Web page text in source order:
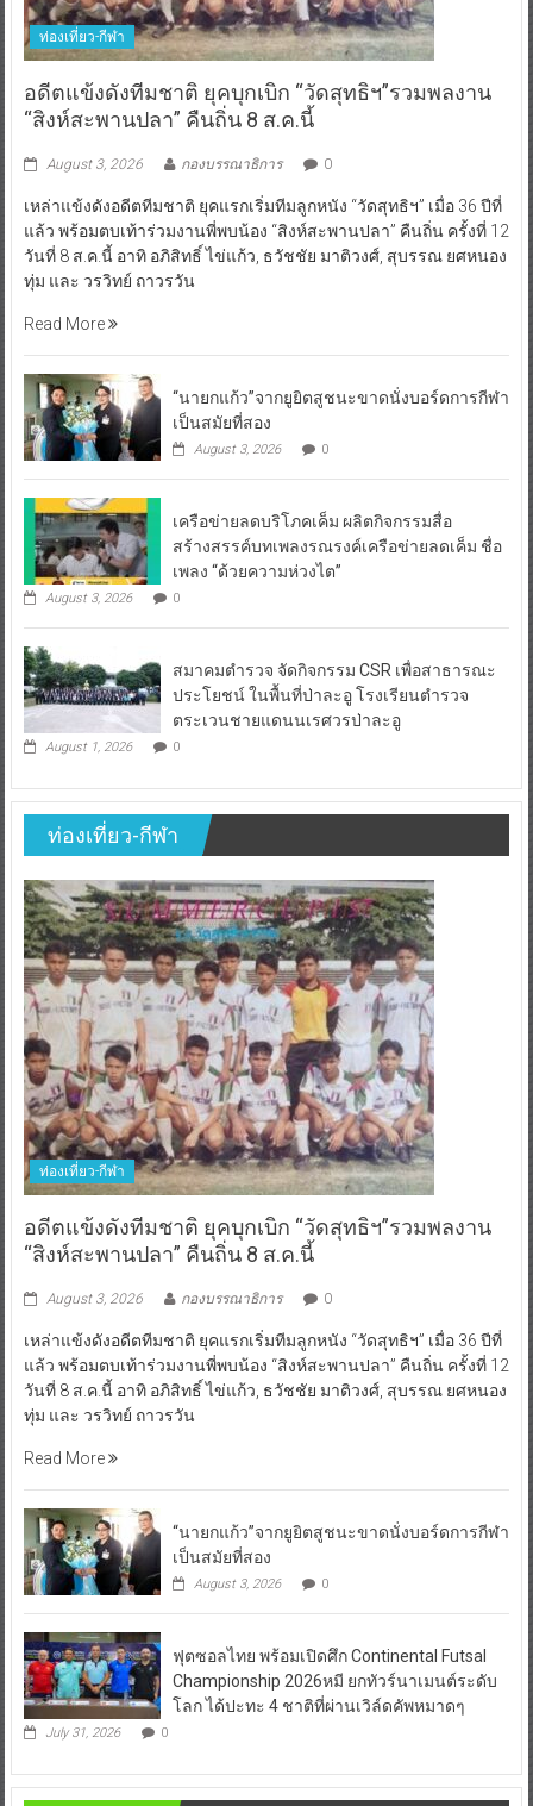
ท่องเที่ยว-กีฬา
อดีตแข้งดังทีมชาติ ยุคบุกเบิก “วัดสุทธิฯ”รวมพลงาน
“สิงห์สะพานปลา” คืนถิ่น 8 ส.ค.นี้
August 3, 2026 กองบรรณาธิการ 0
เหล่าแข้งดังอดีตทีมชาติ ยุคแรกเริ่มทีมลูกหนัง “วัดสุทธิฯ” เมื่อ 36 ปีที่
แล้ว พร้อมตบเท้าร่วมงานพี่พบน้อง “สิงห์สะพานปลา” คืนถิ่น ครั้งที่ 12
วันที่ 8 ส.ค.นี้ อาทิ อภิสิทธิ์ ไข่แก้ว, ธวัชชัย มาติวงศ์, สุบรรณ ยศหนอง
ทุ่ม และ วรวิทย์ ถาวรวัน
Read More
“นายกแก้ว”จากยูยิตสูชนะขาดนั่งบอร์ดการกีฬา
เป็นสมัยที่สอง
August 3, 2026 0
เครือข่ายลดบริโภคเค็ม ผลิตกิจกรรมสื่อ
สร้างสรรค์บทเพลงรณรงค์เครือข่ายลดเค็ม ชื่อ
เพลง “ด้วยความห่วงไต”
August 3, 2026 0
สมาคมตำรวจ จัดกิจกรรม CSR เพื่อสาธารณะ
ประโยชน์ ในพื้นที่ป่าละอู โรงเรียนตำรวจ
ตระเวนชายแดนนเรศวรป่าละอู
August 1, 2026 0
ท่องเที่ยว-กีฬา
ท่องเที่ยว-กีฬา
อดีตแข้งดังทีมชาติ ยุคบุกเบิก “วัดสุทธิฯ”รวมพลงาน
“สิงห์สะพานปลา” คืนถิ่น 8 ส.ค.นี้
August 3, 2026 กองบรรณาธิการ 0
เหล่าแข้งดังอดีตทีมชาติ ยุคแรกเริ่มทีมลูกหนัง “วัดสุทธิฯ” เมื่อ 36 ปีที่
แล้ว พร้อมตบเท้าร่วมงานพี่พบน้อง “สิงห์สะพานปลา” คืนถิ่น ครั้งที่ 12
วันที่ 8 ส.ค.นี้ อาทิ อภิสิทธิ์ ไข่แก้ว, ธวัชชัย มาติวงศ์, สุบรรณ ยศหนอง
ทุ่ม และ วรวิทย์ ถาวรวัน
Read More
“นายกแก้ว”จากยูยิตสูชนะขาดนั่งบอร์ดการกีฬา
เป็นสมัยที่สอง
August 3, 2026 0
ฟุตซอลไทย พร้อมเปิดศึก Continental Futsal
Championship 2026หมี ยกทัวร์นาเมนต์ระดับ
โลก ได้ปะทะ 4 ชาติที่ผ่านเวิล์ดคัพหมาดๆ
July 31, 2026 0